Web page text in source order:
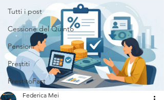
Tutti i post
Cessione del Quinto
Pensioni
Prestiti
PrestitoFast
Federica Mei